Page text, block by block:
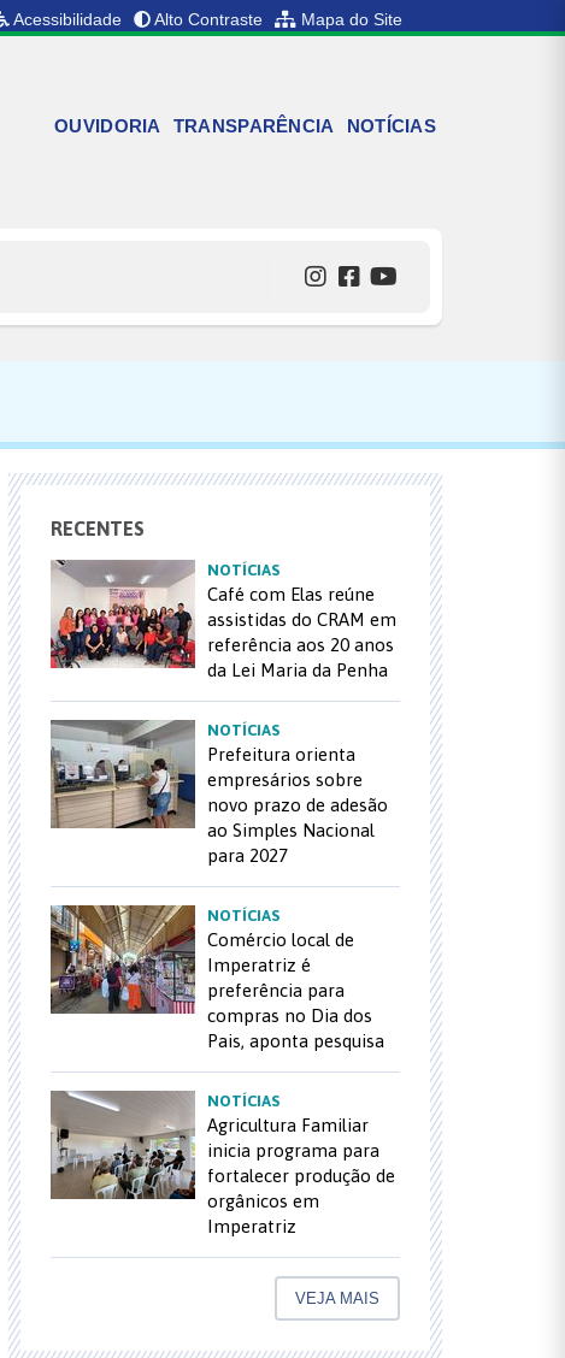
Acessibilidade Alto Contraste Mapa do Site
OUVIDORIA TRANSPARÊNCIA NOTÍCIAS
RECENTES
NOTÍCIAS
Café com Elas reúne
assistidas do CRAM em
referência aos 20 anos
da Lei Maria da Penha
NOTÍCIAS
Prefeitura orienta
empresários sobre
novo prazo de adesão
ao Simples Nacional
para 2027
NOTÍCIAS
Comércio local de
Imperatriz é
preferência para
compras no Dia dos
Pais, aponta pesquisa
NOTÍCIAS
Agricultura Familiar
inicia programa para
fortalecer produção de
orgânicos em
Imperatriz
VEJA MAIS